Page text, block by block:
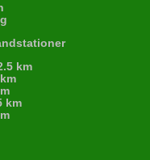
km
km